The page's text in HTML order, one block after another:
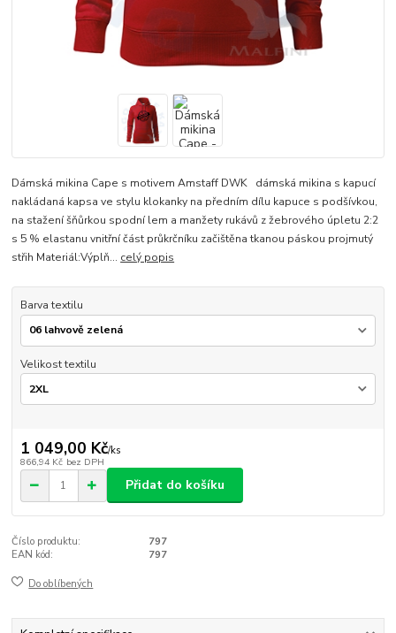
Dámská mikina Cape s motivem Amstaff DWK dámská mikina s kapucí
nakládaná kapsa ve stylu klokanky na předním dílu kapuce s podšívkou,
na stažení šňůrkou spodní lem a manžety rukávů z žebrového úpletu 2:2
s 5 % elastanu vnitřní část průkrčníku začištěna tkanou páskou projmutý
střih Materiál:Výplň... celý popis
Barva textilu
Velikost textilu
1 049,00 Kč/ks
866,94 Kč bez DPH
Přidat do košíku
Číslo produktu:
797
EAN kód:
797
Do oblíbených